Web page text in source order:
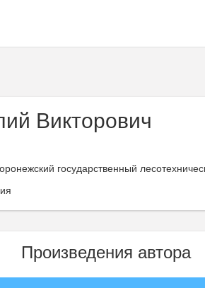
Викторович
государственный
Произведения автора